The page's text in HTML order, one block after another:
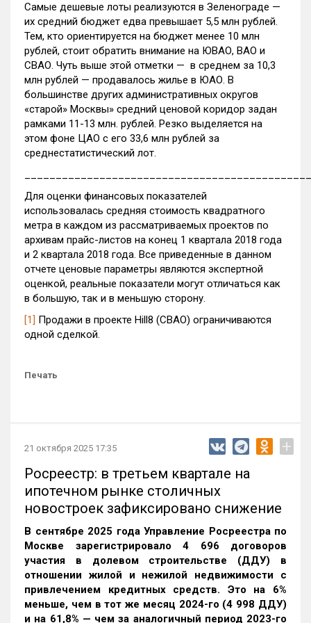
Самые дешевые лоты реализуются в Зеленограде —
их средний бюджет едва превышает 5,5 млн рублей.
Тем, кто ориентируется на бюджет менее 10 млн
рублей, стоит обратить внимание на ЮВАО, ВАО и
СВАО. Чуть выше этой отметки — в среднем за 10,3
млн рублей — продавалось жилье в ЮАО. В
большинстве других административных округов
«старой» Москвы» средний ценовой коридор задан
рамками 11-13 млн. рублей. Резко выделяется на
этом фоне ЦАО с его 33,6 млн рублей за
среднестатистический лот.
Для оценки финансовых показателей
использовалась средняя стоимость квадратного
метра в каждом из рассматриваемых проектов по
архивам прайс-листов на конец 1 квартала 2018 года
и 2 квартала 2018 года. Все приведенные в данном
отчете ценовые параметры являются экспертной
оценкой, реальные показатели могут отличаться как
в большую, так и в меньшую сторону.
[1] Продажи в проекте Hill8 (СВАО) ограничиваются
одной сделкой.
Печать
21 октября 2025 17:35 +
Росреестр: в третьем квартале на
ипотечном рынке столичных
новостроек зафиксировано снижение
В сентябре 2025 года Управление Росреестра по
Москве зарегистрировало 4 696 договоров
участия в долевом строительстве (ДДУ) в
отношении жилой и нежилой недвижимости с
привлечением кредитных средств. Это на 6%
меньше, чем в тот же месяц 2024-го (4 998 ДДУ)
и на 61,8% — чем за аналогичный период 2023-го